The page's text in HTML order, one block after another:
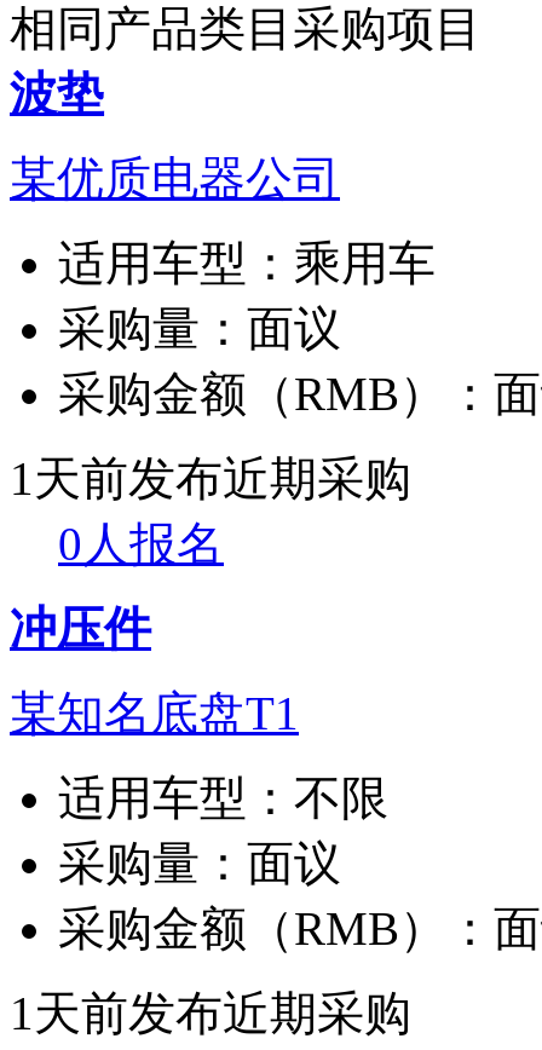
相同产品类目采购项目
波垫
某优质电器公司
适用车型： 乘用车
采购量： 面议
采购金额（RMB）：
1天前发布近期采购
0人报名
冲压件
某知名底盘T1
适用车型： 不限
采购量： 面议
采购金额（RMB）：
1天前发布近期采购